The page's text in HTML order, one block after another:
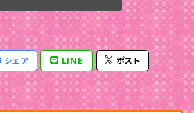
シェア LINE ポスト